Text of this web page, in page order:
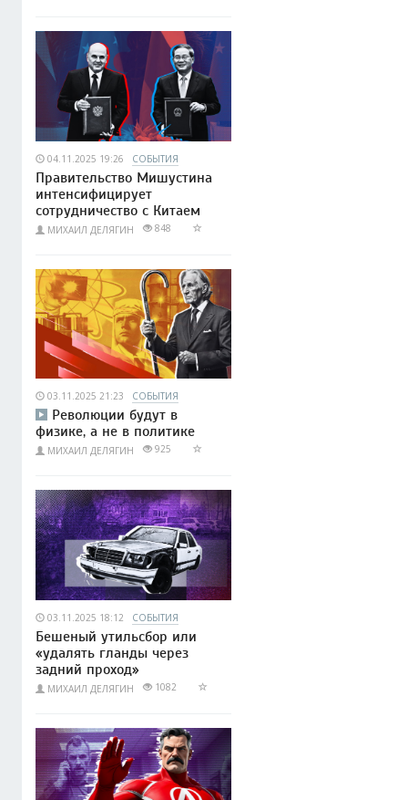
04.11.2025 19:26 СОБЫТИЯ
Правительство Мишустина
интенсифицирует
сотрудничество с Китаем
МИХАИЛ ДЕЛЯГИН 848
03.11.2025 21:23 СОБЫТИЯ
Революции будут в
физике, а не в политике
МИХАИЛ ДЕЛЯГИН 925
03.11.2025 18:12 СОБЫТИЯ
Бешеный утильсбор или
«удалять гланды через
задний проход»
МИХАИЛ ДЕЛЯГИН 1082